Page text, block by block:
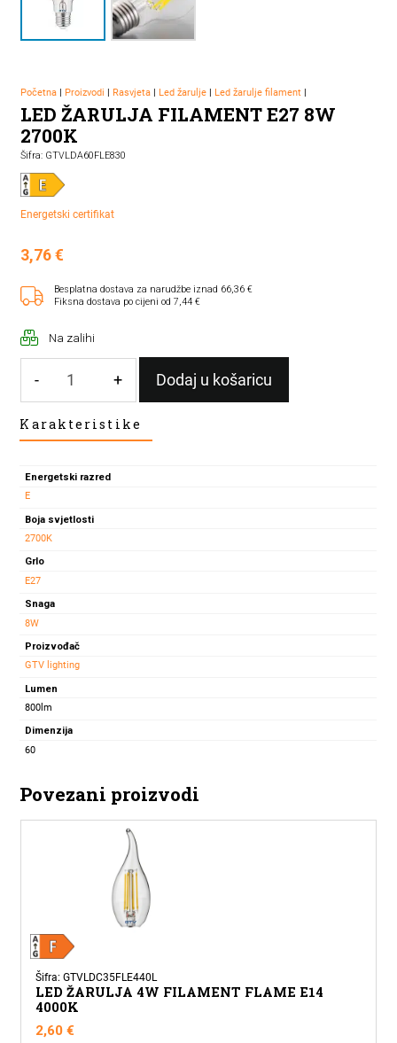
Početna| Proizvodi | Rasvjeta| Led žarulje| Led žarulje filament|
LED ŽARULJA FILAMENT E27 8W
2700K
Šifra: GTVLDA60FLE830
Energetski certifikat
3,76€
Besplatna dostava za narudžbe iznad 66,36 €
Fiksna dostava po cijeni od 7,44 €
Na zalihi
-
ŽARULJA
8W
2700K
količina
+ Dodaj u košaricu
Karakteristike
Energetski razred
E
Boja svjetlosti
2700K
Grlo
E27
Snaga
8W
Proizvođač
GTV lighting
Lumen
800lm
Dimenzija
60
Povezani proizvodi
Šifra: GTVLDC35FLE440L
LED ŽARULJA 4W FILAMENT FLAME E14
4000K
2,60€